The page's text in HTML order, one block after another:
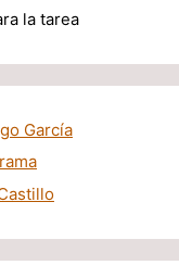
la tarea
García